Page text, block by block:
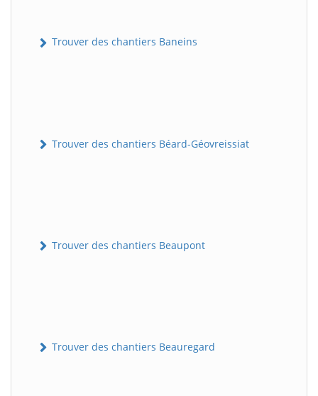
Trouver des chantiers Baneins
Trouver des chantiers Béard-Géovreissiat
Trouver des chantiers Beaupont
Trouver des chantiers Beauregard